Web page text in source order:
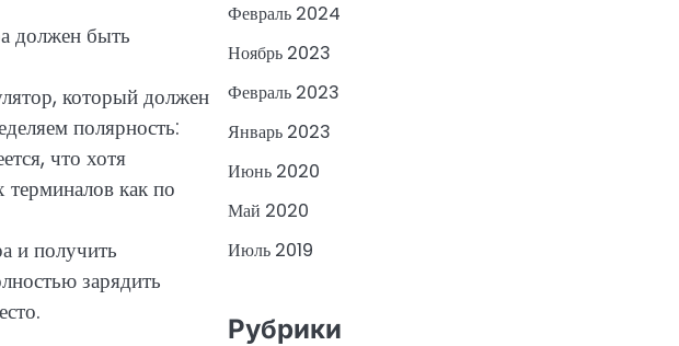
должен быть
который должен
полярность:
что хотя
как по
и получить
зарядить
Февраль 2024
Ноябрь 2023
Февраль 2023
Январь 2023
Июнь 2020
Май 2020
Июль 2019
Рубрики